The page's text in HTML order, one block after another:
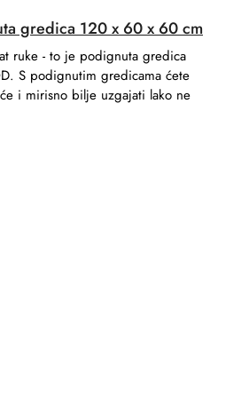
gredica 120 x 60 x 60 cm
ruke - to je podignuta gredica
S podignutim gredicama ćete
i mirisno bilje uzgajati lako ne